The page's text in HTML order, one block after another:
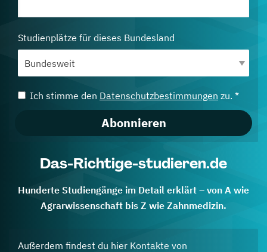
Studienplätze für dieses Bundesland
Ich stimme den Datenschutzbestimmungen zu. *
Abonnieren
Das-Richtige-studieren.de
Hunderte Studiengänge im Detail erklärt – von A wie
Agrarwissenschaft bis Z wie Zahnmedizin.
Außerdem findest du hier Kontakte von